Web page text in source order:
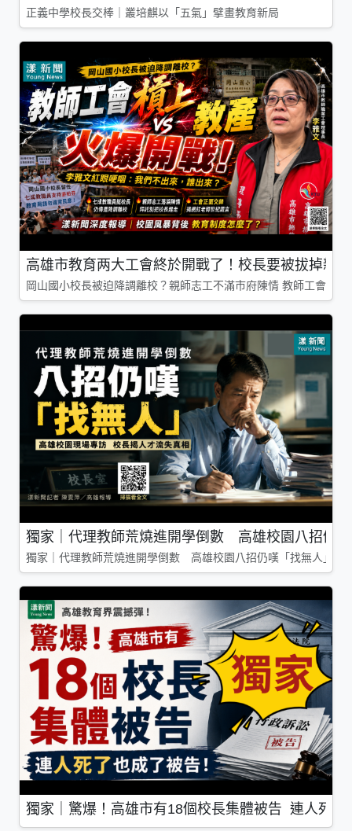
正義中學校長交棒｜叢培麒以「五氣」擘畫教育新局
高雄市教育两大工會終於開戰了！校長要被拔掉親
岡山國小校長被迫降調離校？親師志工不滿市府陳情 教師工會槓
獨家｜代理教師荒燒進開學倒數 高雄校園八招仍
獨家｜代理教師荒燒進開學倒數 高雄校園八招仍嘆「找無人」
獨家｜驚爆！高雄市有18個校長集體被告 連人死了